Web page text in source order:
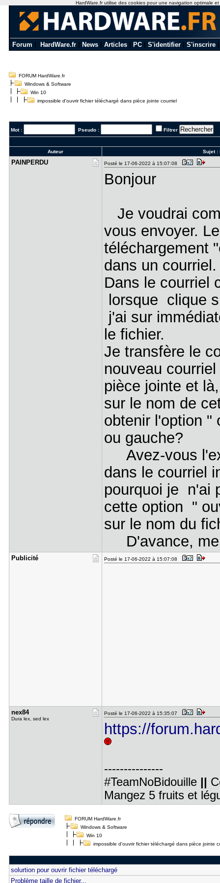
Forum HardWare.fr News Articles PC S'identifier S'inscrire
FORUM HardWare.fr
Windows & Software
Win 10
impossible d'ouvrir fichier téléchargé dans pièce jointe courriel
Mot : Pseudo : Filtrer
Auteur Sujet :
PAINPERDU Posté le 17-06-2022 à 15:07:08
Bonjour
Je voudrai
vous envoyer.
téléchargement
dans un courriel.
Dans le courriel
lorsque clique
j'ai sur
le fichier.
Je transfère le
nouveau
pièce jointe et
sur le nom de
obtenir l'option "
ou gauche?
Avez-vous
dans le courriel
pourquoi je n'ai
cette option "
sur le nom du
D'avance,
Publicité Posté le 17-06-2022 à 15:07:08
nex84
Dura lex, sed lex
Posté le 17-06-2022 à 15:35:07
https://
---------------
#TeamNoBidouille ||
Mangez 5 fruits et
FORUM HardWare.fr
Windows & Software
Win 10
impossible d'ouvrir fichier téléchargé dans pièce jointe
solurtion pour ouvrir fichier téléchargé
Problème taille de fichier...
HardWare.fr utilise des cookies pour une navigation optimale